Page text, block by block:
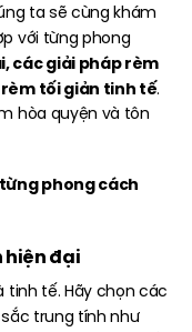
ta sẽ cùng khám
với từng phong
các giải pháp rèm
tối giản tinh tế.
hòa quyện và tôn
phong cách
hiện đại
tinh tế. Hãy chọn các
trung tính như